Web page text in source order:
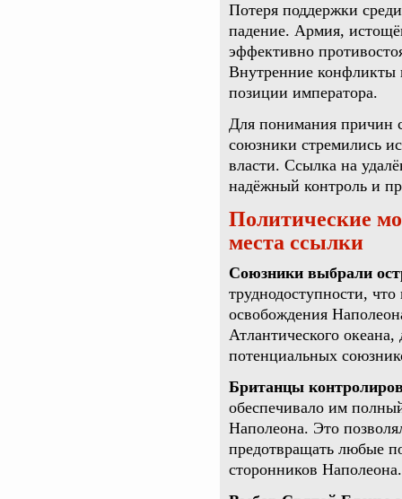
Потеря поддержки
падение. Армия,
эффективно
Внутренние конфликты
позиции императора.
Для понимания причин
союзники стремились
власти. Ссылка на
надёжный контроль и
Политические
места ссылки
Союзники выбрали
труднодоступности,
освобождения
Атлантического
потенциальных
Британцы
обеспечивало им
Наполеона. Это
предотвращать любые
сторонников Наполеона.